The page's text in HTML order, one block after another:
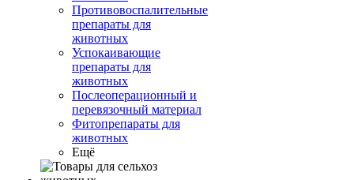
Противовоспалительные
препараты для
животных
Успокаивающие
препараты для
животных
Послеоперационный и
перевязочный материал
Фитопрепараты для
животных
Ещё